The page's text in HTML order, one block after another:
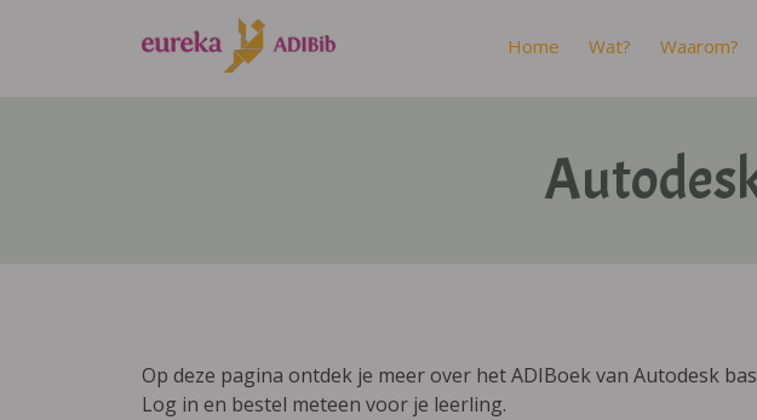
Home Wat? Waarom?
Op deze pagina ontdek je meer over het ADIBoek van Autodesk
Log in en bestel meteen voor je leerling.